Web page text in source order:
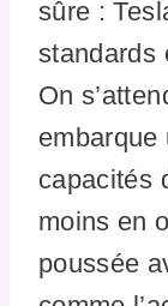
sûre :
standards
On
capacités
moins en
poussée